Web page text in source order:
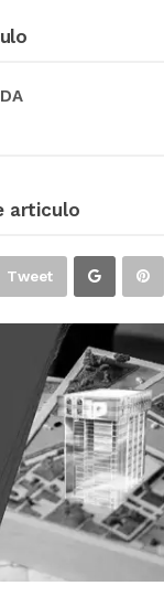
articulo
Tweet Share
Google+
Pin